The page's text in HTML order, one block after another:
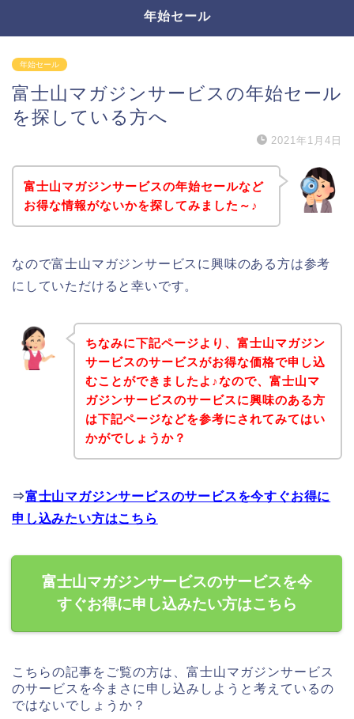
年始セール
年始セール
富士山マガジンサービスの年始セール
を探している方へ
2021年1月4日
富士山マガジンサービスの年始セールなど
お得な情報がないかを探してみました～♪
なので富士山マガジンサービスに興味のある方は参考
にしていただけると幸いです。
ちなみに下記ページより、富士山マガジン
サービスのサービスがお得な価格で申し込
むことができましたよ♪なので、富士山マ
ガジンサービスのサービスに興味のある方
は下記ページなどを参考にされてみてはい
かがでしょうか？
⇒富士山マガジンサービスのサービスを今すぐお得に
申し込みたい方はこちら
富士山マガジンサービスのサービスを今
すぐお得に申し込みたい方はこちら
こちらの記事をご覧の方は、富士山マガジンサービス
のサービスを今まさに申し込みしようと考えているの
ではないでしょうか？